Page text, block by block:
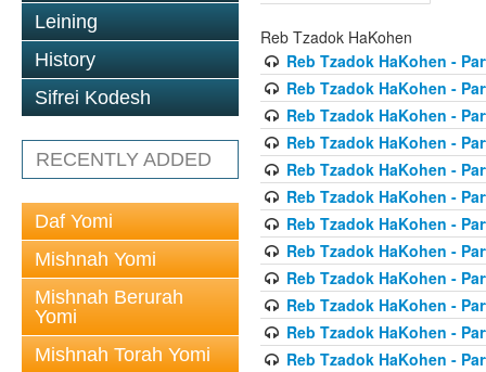
Leining
History
Sifrei Kodesh
RECENTLY ADDED
Daf Yomi
Mishnah Yomi
Mishnah Berurah
Yomi
Mishnah Torah Yomi
Reb Tzadok HaKohen
Reb Tzadok HaKohen -
Reb Tzadok HaKohen -
Reb Tzadok HaKohen -
Reb Tzadok HaKohen -
Reb Tzadok HaKohen -
Reb Tzadok HaKohen -
Reb Tzadok HaKohen -
Reb Tzadok HaKohen -
Reb Tzadok HaKohen -
Reb Tzadok HaKohen -
Reb Tzadok HaKohen -
Reb Tzadok HaKohen -